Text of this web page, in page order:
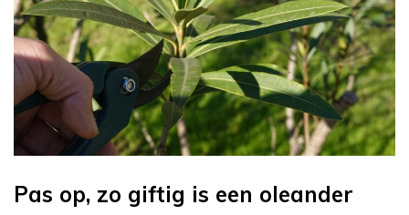
Pas op, zo giftig is een oleander